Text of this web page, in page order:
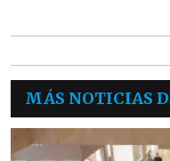
MÁS NOTICIAS